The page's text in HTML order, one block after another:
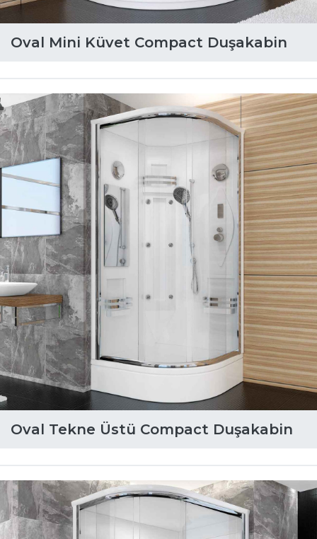
Oval Mini Küvet Compact Duşakabin
Oval Tekne Üstü Compact Duşakabin